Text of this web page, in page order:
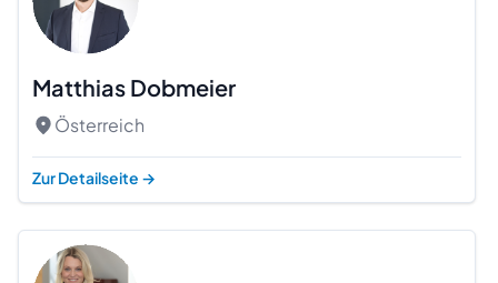
Matthias Dobmeier
Österreich
Zur Detailseite →